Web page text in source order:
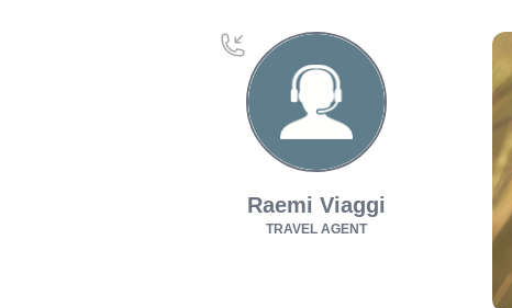
Raemi Viaggi
TRAVEL AGENT